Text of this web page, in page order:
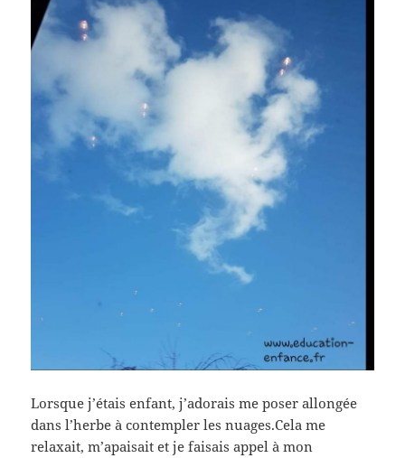
Lorsque j’étais enfant, j’adorais me poser allongée
dans l’herbe à contempler les nuages.Cela me
relaxait, m’apaisait et je faisais appel à mon